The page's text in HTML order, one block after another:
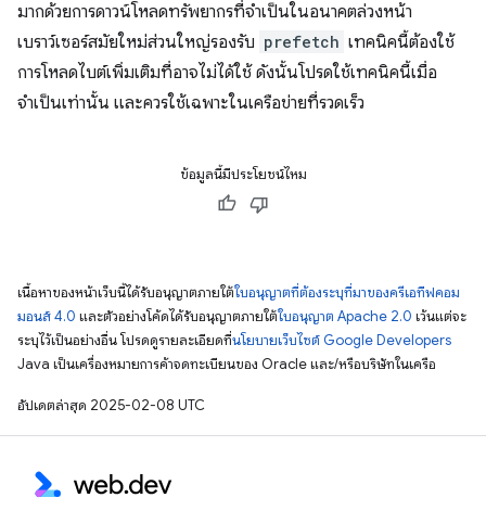
มากด้วยการดาวน์โหลดทรัพยากรที่จำเป็นในอนาคตล่วงหน้า
เบราว์เซอร์สมัยใหม่ส่วนใหญ่รองรับ prefetch เทคนิคนี้ต้องใช้
การโหลดไบต์เพิ่มเติมที่อาจไม่ได้ใช้ ดังนั้นโปรดใช้เทคนิคนี้เมื่อ
จำเป็นเท่านั้น และควรใช้เฉพาะในเครือข่ายที่รวดเร็ว
ข้อมูลนี้มีประโยชน์ไหม
เนื้อหาของหน้าเว็บนี้ได้รับอนุญาตภายใต้ใบอนุญาตที่ต้องระบุที่มาของครีเอทีฟคอม
มอนส์ 4.0 และตัวอย่างโค้ดได้รับอนุญาตภายใต้ใบอนุญาต Apache 2.0 เว้นแต่จะ
ระบุไว้เป็นอย่างอื่น โปรดดูรายละเอียดที่นโยบายเว็บไซต์ Google Developers
Java เป็นเครื่องหมายการค้าจดทะเบียนของ Oracle และ/หรือบริษัทในเครือ
อัปเดตล่าสุด 2025-02-08 UTC